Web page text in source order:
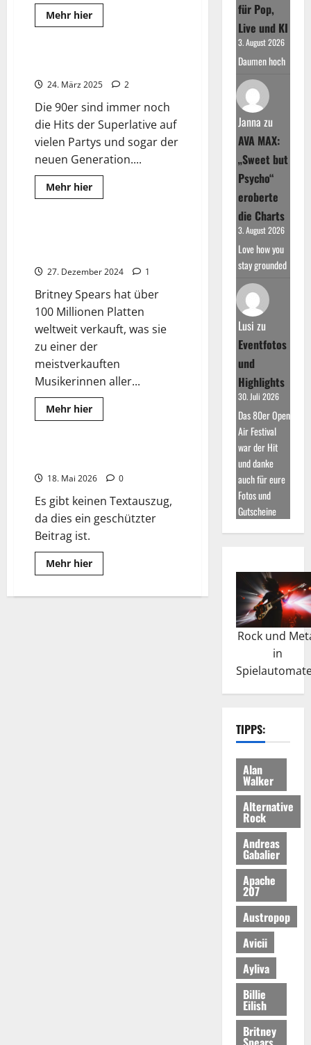
Mehr hierRead
more
Best Of Top-Hits 90er
24. März 2025 2
Die 90er sind immer noch
die Hits der Superlative auf
vielen Partys und sogar der
neuen Generation....
Mehr hierRead
more
Wissenswertes
27. Dezember 2024 1
Britney Spears hat über
100 Millionen Platten
weltweit verkauft, was sie
zu einer der
meistverkauften
Musikerinnen aller...
Mehr hierRead
more
Leben
Top-Hits DeluXe
18. Mai 2026 0
Es gibt keinen Textauszug,
da dies ein geschützter
Beitrag ist.
Mehr hierRead
more
GoodMusic
für Pop,
Live und KI
3. August 2026
Daumen hoch
Janna zu
AVA MAX:
„Sweet but
Psycho“
eroberte
die Charts
3. August 2026
Love how you
stay grounded
Lusi zu
Eventfotos
und
Highlights
30. Juli 2026
Das 80er Open
Air Festival
war der Hit
und danke
auch für eure
Fotos und
Gutscheine
Rock und
in
TIPPS:
Alan
Walker
Alternative
Rock
Andreas
Gabalier
Apache
207
Austropop
Avicii
Ayliva
Billie
Eilish
Britney